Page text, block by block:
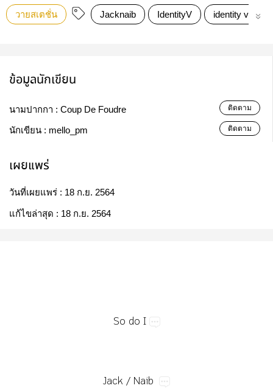
วายสเตชั่น Jacknaib IdentityV identity​ v
ข้อมูลนักเขียน
นามปากกา : Coup De Foudre ติดตาม
นักเขียน : mello_pm ติดตาม
เผยแพร่
วันที่เผยแพร่ : 18 ก.ย. 2564
แก้ไขล่าสุด : 18 ก.ย. 2564
So​do​I
Jack​/​Naib